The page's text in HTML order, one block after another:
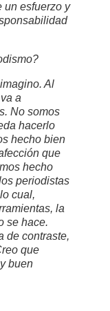
un esfuerzo y
Al
a
No somos
hacerlo
hecho bien
que
hecho
periodistas
cual,
la
se hace.
de contraste,
que
buen